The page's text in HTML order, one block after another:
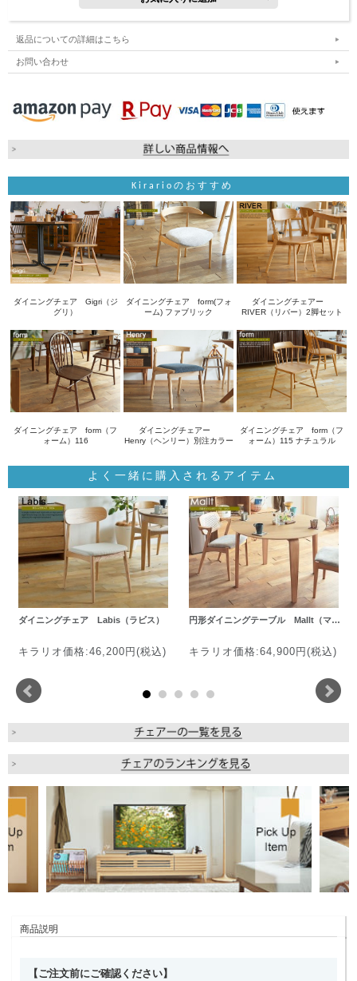
返品についての詳細はこちら
お問い合わせ
Kirarioのおすすめ
ダイニングチェア Gigri（ジ
グリ）
ダイニングチェア form(フォ
ーム) ファブリック
ダイニングチェアー
RIVER（リバー）2脚セット
ダイニングチェア form（フ
ォーム）116
ダイニングチェアー
Henry（ヘンリー）別注カラー
ダイニングチェア form（フ
ォーム）115 ナチュラル
よく一緒に購入されるアイテム
ダイニングチェア Labis（ラビス）
キラリオ価格:46,200円(税込)
円形ダイニングテーブル Mallt（マ…
キラリオ価格:64,900円(税込)
商品説明
【ご注文前にご確認ください】